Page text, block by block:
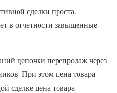
сделки проста.
в отчётности завышенные
цепочки перепродаж через
При этом цена товара
сделке цена товара